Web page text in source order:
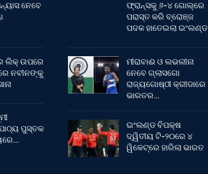
ନେବେ
ଲିକ୍ ଉପରେ
ନବୀନଙ୍କୁ
ପୁସ୍ତକ
ଫ୍ରାନ୍ସକୁ ୬-୪ ଗୋଲ୍‌ରେ
ପରାସ୍ତ କରି ବ୍ରୋଞ୍ଜ
ପଦକ ହାତେଇଲା ଇଂଲଣ୍ଡ
ମୀରାବାଈ ଓ ଲଭଲୀନା
ନେବେ ଗ୍ଲାସଗୋ
ରାଜ୍ୟଗୋଷ୍ଠୀ କ୍ରୀଡାରେ
ଭାରତର…
ଇଂଲଣ୍ଡ ବିପକ୍ଷ
ଦ୍ୱିତୀୟ ଟି-୨୦ରେ ୪
ୱିକେଟ୍‌ରେ ହାରିଲା ଭାରତ